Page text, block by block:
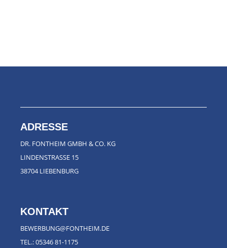
ADRESSE
DR. FONTHEIM GMBH & CO. KG
LINDENSTRASSE 15
38704 LIEBENBURG
KONTAKT
BEWERBUNG@FONTHEIM.DE
TEL.:05346 81-1175